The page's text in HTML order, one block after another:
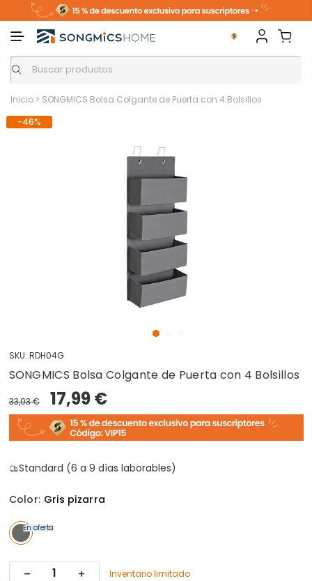
Inicio > SONGMICS Bolsa Colgante de Puerta con 4 Bolsillos
-46%
SKU: RDH04G
SONGMICS Bolsa Colgante de Puerta con 4 Bolsillos
33,03 € 17,99 €
Standard (6 a 9 días laborables)
Color: Gris pizarra
En oferta
Inventario limitado